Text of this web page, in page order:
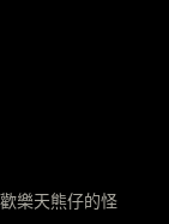
樂天熊仔的怪